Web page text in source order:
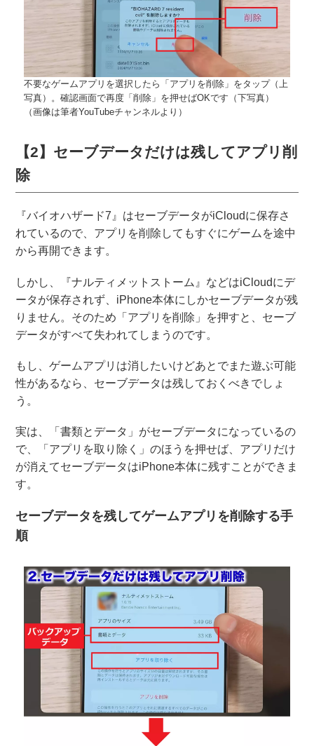
不要なゲームアプリを選択したら「アプリを削除」をタップ（上
写真）。確認画面で再度「削除」を押せばOKです（下写真）
（画像は筆者YouTubeチャンネルより）
【2】セーブデータだけは残してアプリ削
除
『バイオハザード7』はセーブデータがiCloudに保存さ
れているので、アプリを削除してもすぐにゲームを途中
から再開できます。
しかし、『ナルティメットストーム』などはiCloudにデ
ータが保存されず、iPhone本体にしかセーブデータが残
りません。そのため「アプリを削除」を押すと、セーブ
データがすべて失われてしまうのです。
もし、ゲームアプリは消したいけどあとでまた遊ぶ可能
性があるなら、セーブデータは残しておくべきでしょ
う。
実は、「書類とデータ」がセーブデータになっているの
で、「アプリを取り除く」のほうを押せば、アプリだけ
が消えてセーブデータはiPhone本体に残すことができま
す。
セーブデータを残してゲームアプリを削除する手
順